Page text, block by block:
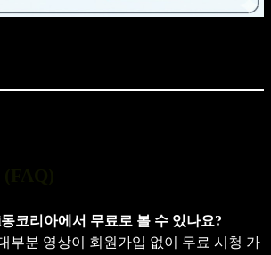
코리아에서 무료로 볼 수 있나요?
부분 영상이 회원가입 없이 무료 시청 가